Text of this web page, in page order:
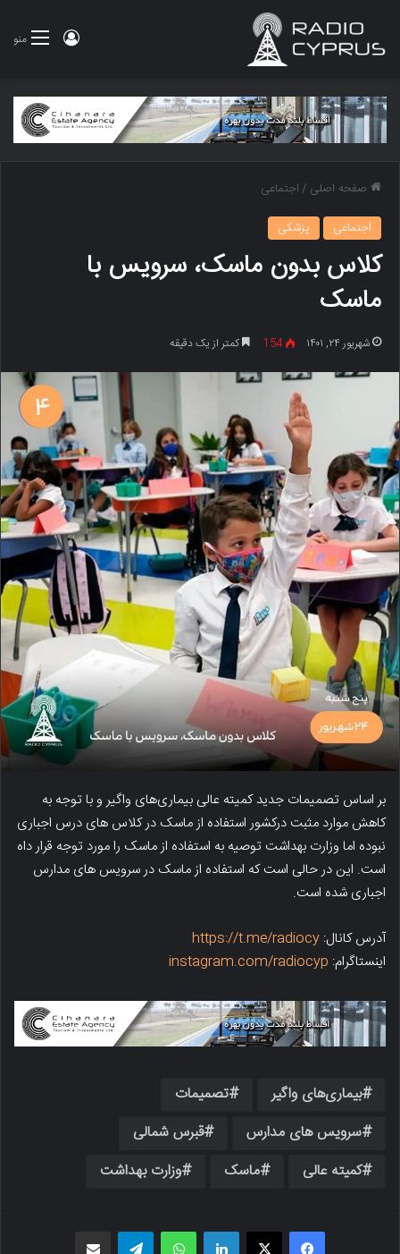
منو ورود
صفحه اصلی /اجتماعی
اجتماعی
پزشکی
کلاس بدون ماسک، سرویس با
ماسک
شهریور ۲۴, ۱۴۰۱ 154 کمتر از یک دقیقه
بر اساس تصمیمات جدید کمیته عالی بیماری‌های واگیر و با توجه به
کاهش موارد مثبت درکشور استفاده از ماسک در کلاس های درس اجباری
نبوده اما وزارت بهداشت توصیه به استفاده از ماسک را مورد توجه قرار داه
است. این در حالی است که استفاده از ماسک در سرویس های مدارس
اجباری شده است.
آدرس کانال: https://t.me/radiocy
اینستاگرام: instagram.com/radiocyp
بیماری‌های واگیر
تصمیمات
سرویس های مدارس
قبرس شمالی
کمیته عالی
ماسک وزارت بهداشت
فیسبوک X لینکدین واتس اپ تلگرام